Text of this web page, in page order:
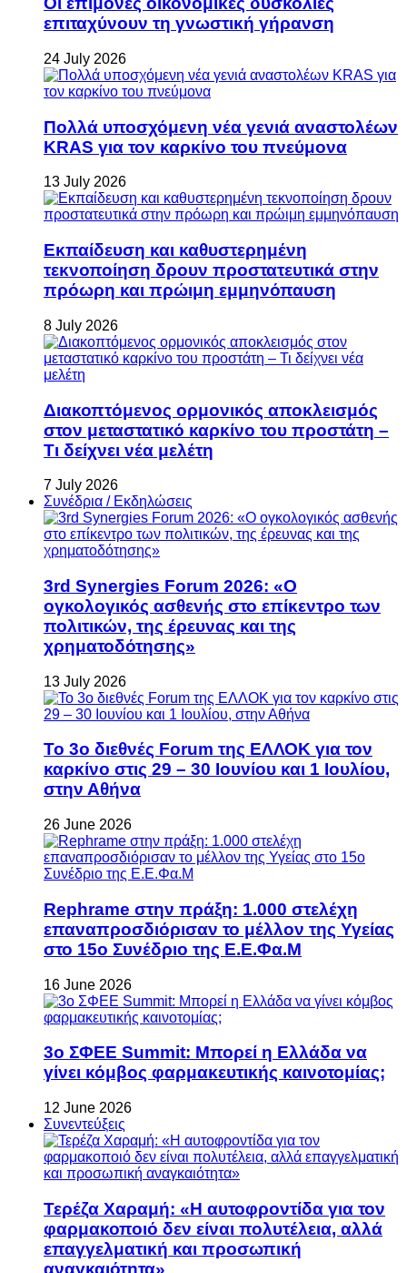
επιταχύνουν τη γνωστική γήρανση
24 July 2026
Πολλά υποσχόμενη νέα γενιά αναστολέων
KRAS για τον καρκίνο του πνεύμονα
13 July 2026
Εκπαίδευση και καθυστερημένη
τεκνοποίηση δρουν προστατευτικά στην
πρόωρη και πρώιμη εμμηνόπαυση
8 July 2026
Διακοπτόμενος ορμονικός αποκλεισμός
στον μεταστατικό καρκίνο του προστάτη –
Τι δείχνει νέα μελέτη
7 July 2026
Συνέδρια / Εκδηλώσεις
3rd Synergies Forum 2026: «Ο
ογκολογικός ασθενής στο επίκεντρο των
πολιτικών, της έρευνας και της
χρηματοδότησης»
13 July 2026
Το 3ο διεθνές Forum της ΕΛΛΟΚ για τον
καρκίνο στις 29 – 30 Ιουνίου και 1 Ιουλίου,
στην Αθήνα
26 June 2026
Rephrame στην πράξη: 1.000 στελέχη
επαναπροσδιόρισαν το μέλλον της Υγείας
στο 15ο Συνέδριο της Ε.Ε.Φα.Μ
16 June 2026
3ο ΣΦΕΕ Summit: Μπορεί η Ελλάδα να
γίνει κόμβος φαρμακευτικής καινοτομίας;
12 June 2026
Συνεντεύξεις
Τερέζα Χαραμή: «Η αυτοφροντίδα για τον
φαρμακοποιό δεν είναι πολυτέλεια, αλλά
επαγγελματική και προσωπική
αναγκαιότητα»